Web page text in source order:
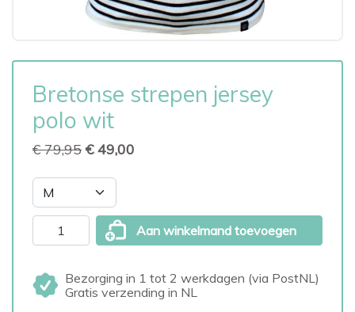
Bretonse strepen jersey
polo wit
€ 79,95 € 49,00
Aan winkelmand toevoegen
Bezorging in 1 tot 2 werkdagen (via PostNL)
Gratis verzending in NL